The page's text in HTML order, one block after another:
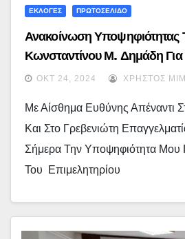
ΕΚΛΟΓΕΣ ΠΡΩΤΟΣΕΛΙΔΟ
Ανακοίνωση Υποψηφιότητας
Κωνσταντίνου Μ. Δημάδη
Επιμελητηρίου Γρεβενών
ΟΚΤ 24, 2024 ΧΡΉΣΤΟΣ
Με Αίσθημα Ευθύνης Απέναντι
Και Στο Γρεβενιώτη
Σήμερα Την Υποψηφιότητα Μου
Του Επιμελητηρίου